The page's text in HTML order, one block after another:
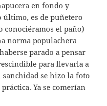
en fondo y
último, es de puñetero
conociéramos el paño)
norma populachera
parado a pensar
para llevarla a
sanchidad se hizo la foto
Ya se comerían